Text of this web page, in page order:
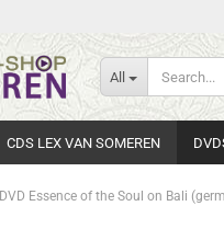
All
CDS LEX VAN SOMEREN
DVD Essence of the Soul on Bali